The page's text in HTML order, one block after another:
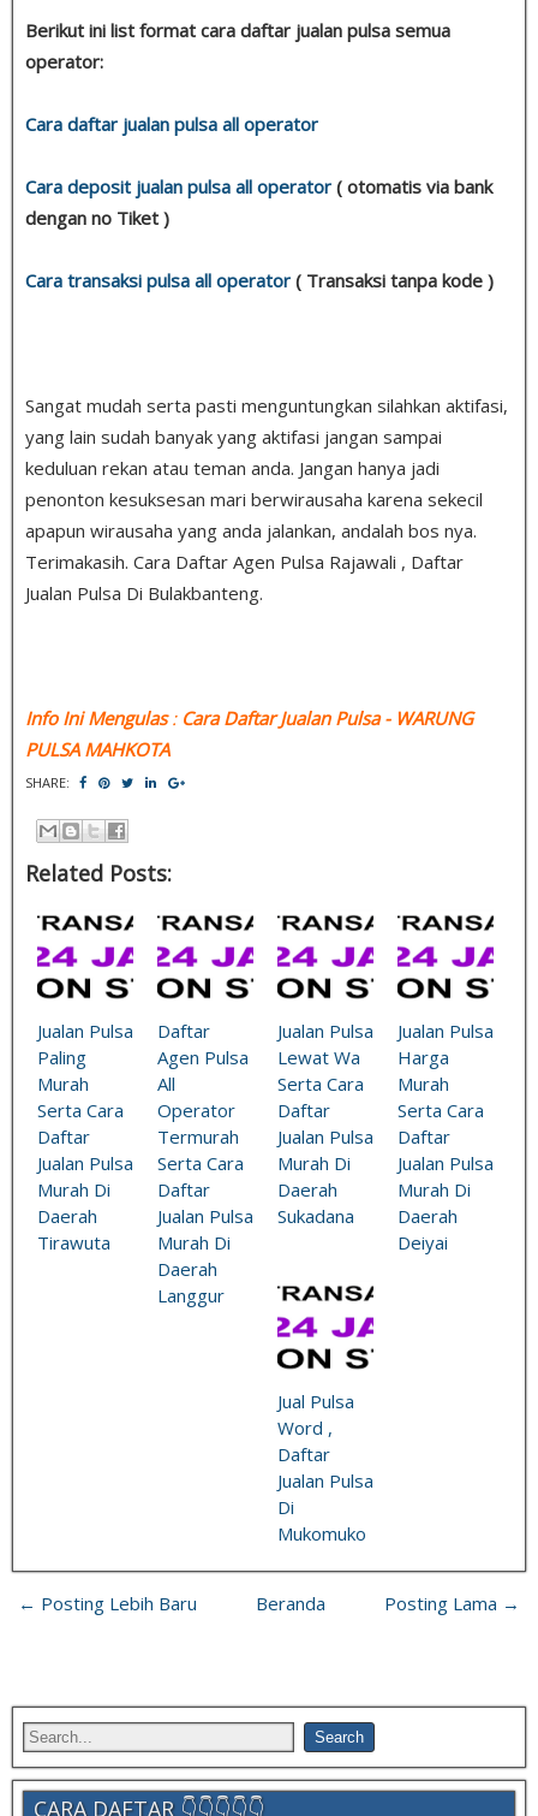
Berikut ini list format cara daftar jualan pulsa semua
operator:
Cara daftar jualan pulsa all operator
Cara deposit jualan pulsa all operator ( otomatis via bank
dengan no Tiket )
Cara transaksi pulsa all operator ( Transaksi tanpa kode )
Sangat mudah serta pasti menguntungkan silahkan aktifasi,
yang lain sudah banyak yang aktifasi jangan sampai
keduluan rekan atau teman anda. Jangan hanya jadi
penonton kesuksesan mari berwirausaha karena sekecil
apapun wirausaha yang anda jalankan, andalah bos nya.
Terimakasih. Cara Daftar Agen Pulsa Rajawali , Daftar
Jualan Pulsa Di Bulakbanteng.
Info Ini Mengulas: Cara Daftar Jualan Pulsa- WARUNG
PULSA MAHKOTA
SHARE:
Related Posts:
Jualan Pulsa
Paling
Murah
Serta Cara
Daftar
Jualan Pulsa
Murah Di
Daerah
Tirawuta
Daftar
Agen Pulsa
All
Operator
Termurah
Serta Cara
Daftar
Jualan Pulsa
Murah Di
Daerah
Langgur
Jualan Pulsa
Lewat Wa
Serta Cara
Daftar
Jualan Pulsa
Murah Di
Daerah
Sukadana
Jualan Pulsa
Harga
Murah
Serta Cara
Daftar
Jualan Pulsa
Murah Di
Daerah
Deiyai
Jual Pulsa
Word ,
Daftar
Jualan Pulsa
Di
Mukomuko
← Posting Lebih Baru Posting Lama →
Beranda
CARA DAFTAR 👇👇👇👇👇